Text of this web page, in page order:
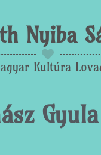
Nyiba
Kultúra